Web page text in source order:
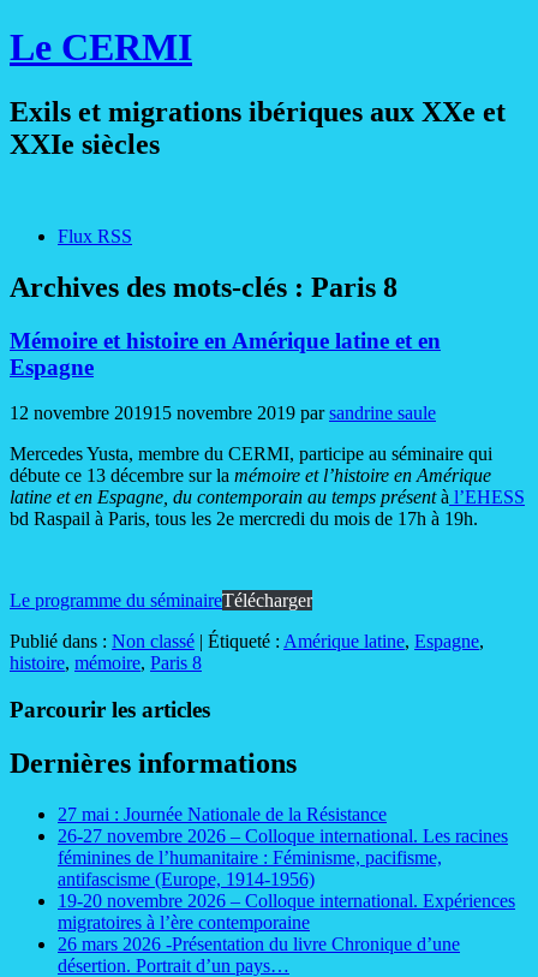
Le CERMI
Exils et migrations ibériques aux XXe et
XXIe siècles
Flux RSS
Archives des mots-clés : Paris 8
Mémoire et histoire en Amérique latine et en
Espagne
12 novembre 201915 novembre 2019 parsandrine saule
Mercedes Yusta, membre du CERMI, participe au séminaire qui
débute ce 13 décembre sur la mémoire et l’histoire en Amérique
latine et en Espagne, du contemporain au temps présentà l’EHESS
bd Raspail à Paris, tous les 2e mercredi du mois de 17h à 19h.
Le programme du séminaireTélécharger
Publié dans : Non classé | Étiqueté : Amérique latine, Espagne,
histoire, mémoire, Paris 8
Parcourir les articles
Dernières informations
27 mai : Journée Nationale de la Résistance
26-27 novembre 2026 – Colloque international. Les racines
féminines de l’humanitaire : Féminisme, pacifisme,
antifascisme (Europe, 1914-1956)
19-20 novembre 2026 – Colloque international. Expériences
migratoires à l’ère contemporaine
26 mars 2026 -Présentation du livre Chronique d’une
désertion. Portrait d’un pays…